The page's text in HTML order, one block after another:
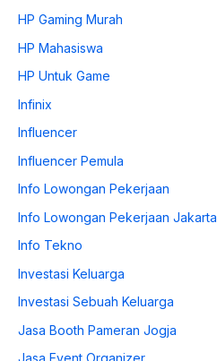
HP Gaming Murah
HP Mahasiswa
HP Untuk Game
Infinix
Influencer
Influencer Pemula
Info Lowongan Pekerjaan
Info Lowongan Pekerjaan Jakarta
Info Tekno
Investasi Keluarga
Investasi Sebuah Keluarga
Jasa Booth Pameran Jogja